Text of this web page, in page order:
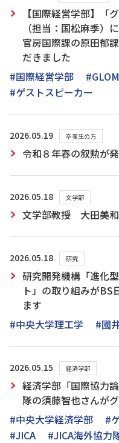
【国際経営学部】「
（担当：国松麻季）
官房国際課の原田郁
だきました
#国際経営学部
#ゲストスピーカー
2026.05.19 卒業生の方
令和８年春の叙勲が
2026.05.18 文学部
文学部教授 大田美
2026.05.18 研究
研究開発機構「進化
ト」の取り組みがBS
ます
#中央大学理工学
#國
2026.05.15 経済学部
経済学部「国際協力
隊の須藤智也さんが
#中央大学経済学部
#
#JICA
#JICA海外協力